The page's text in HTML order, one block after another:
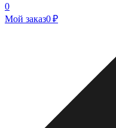
0
Мой заказ0 ₽